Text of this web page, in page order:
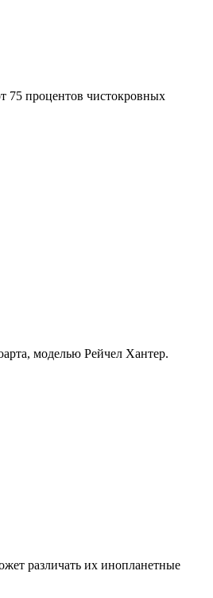
75 процентов чистокровных
моделью Рейчел Хантер.
различать их инопланетные